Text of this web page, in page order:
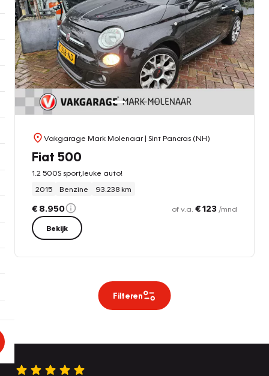
Vakgarage Mark Molenaar| Sint Pancras (NH)
Fiat 500
1.2 500S sport,leuke auto!
2015
Benzine 93.238 km
€ 8.950 of v.a. € 123 /mnd
Bekijk
Filteren